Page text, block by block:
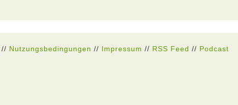
// Nutzungsbedingungen // Impressum // RSS Feed // Podcast